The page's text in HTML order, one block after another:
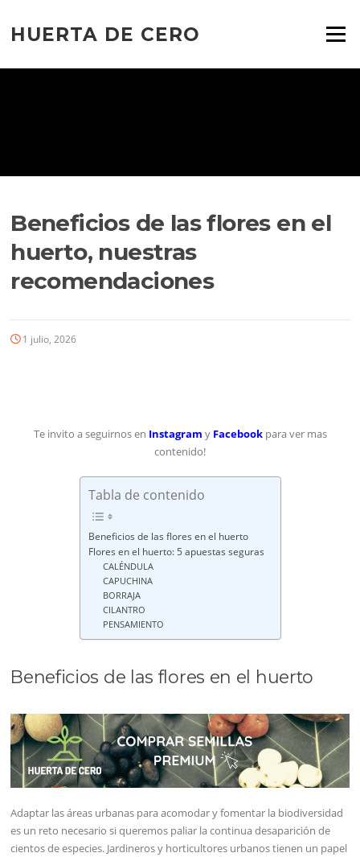
contenido
HUERTA DE CERO Menú
Beneficios de las flores en el
huerto, nuestras
recomendaciones
1 julio, 2026
Te invito a seguirnos en Instagram y Facebook para ver mas
contenido!
Tabla de contenido
Beneficios de las flores en el huerto
Flores en el huerto: 5 apuestas seguras
CALÉNDULA
CAPUCHINA
BORRAJA
CILANTRO
PENSAMIENTO
Beneficios de las flores en el huerto
Adaptar las áreas urbanas para acomodar y fomentar la biodiversidad
es un reto necesario si queremos paliar la continua desaparición de
cientos de especies. Jardineros y horticultores urbanos tienen un papel